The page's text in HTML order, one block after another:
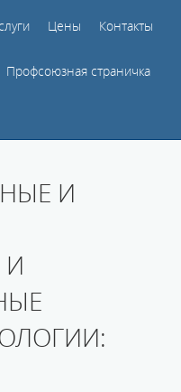
Цены Контакты
Профсоюзная страничка
И
И